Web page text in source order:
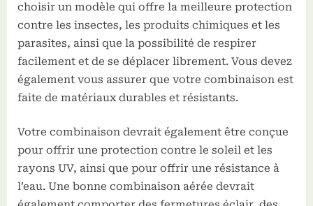
choisir un modèle qui offre la meilleure protection
contre les insectes, les produits chimiques et les
parasites, ainsi que la possibilité de respirer
facilement et de se déplacer librement. Vous devez
également vous assurer que votre combinaison est
faite de matériaux durables et résistants.
Votre combinaison devrait également être conçue
pour offrir une protection contre le soleil et les
rayons UV, ainsi que pour offrir une résistance à
l’eau. Une bonne combinaison aérée devrait